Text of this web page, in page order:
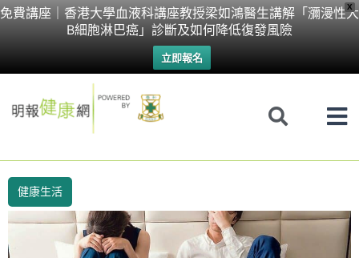
X
免費講座｜香港大學血液科講座教授梁如鴻醫生講解「瀰漫性大
B細胞淋巴癌」診斷及如何降低復發風險
立即報名
Skip
健康生活